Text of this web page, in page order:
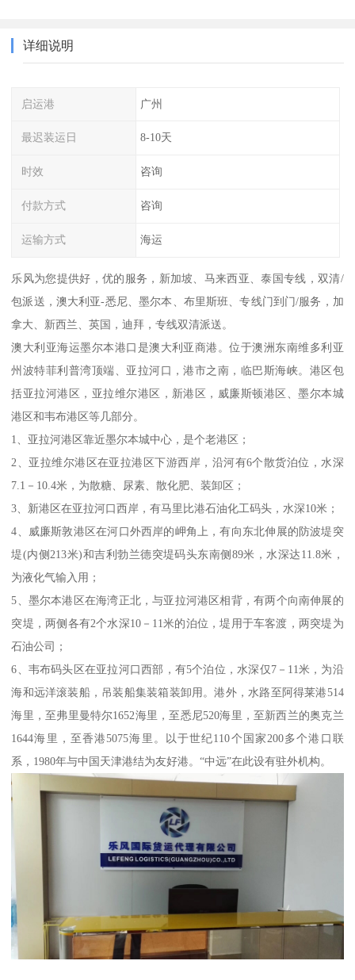
详细说明
启运港 广州
最迟装运日 8-10天
时效 咨询
付款方式 咨询
运输方式 海运
乐风为您提供好，优的服务，新加坡、马来西亚、泰国专线，双清/
包派送，澳大利亚-悉尼、墨尔本、布里斯班、专线门到门/服务，加
拿大、新西兰、英国，迪拜，专线双清派送。
澳大利亚海运墨尔本港口是澳大利亚商港。位于澳洲东南维多利亚
州波特菲利普湾顶端、亚拉河口，港市之南，临巴斯海峡。港区包
括亚拉河港区，亚拉维尔港区，新港区，威廉斯顿港区、墨尔本城
港区和韦布港区等几部分。
1、亚拉河港区靠近墨尔本城中心，是个老港区；
2、亚拉维尔港区在亚拉港区下游西岸，沿河有6个散货泊位，水深
7.1－10.4米，为散糖、尿素、散化肥、装卸区；
3、新港区在亚拉河口西岸，有马里比港石油化工码头，水深10米；
4、威廉斯敦港区在河口外西岸的岬角上，有向东北伸展的防波堤突
堤(内侧213米)和吉利勃兰德突堤码头东南侧89米，水深达11.8米，
为液化气输入用；
5、墨尔本港区在海湾正北，与亚拉河港区相背，有两个向南伸展的
突堤，两侧各有2个水深10－11米的泊位，堤用于车客渡，两突堤为
石油公司；
6、韦布码头区在亚拉河口西部，有5个泊位，水深仅7－11米，为沿
海和远洋滚装船，吊装船集装箱装卸用。港外，水路至阿得莱港514
海里，至弗里曼特尔1652海里，至悉尼520海里，至新西兰的奥克兰
1644海里，至香港5075海里。以于世纪110个国家200多个港口联
系，1980年与中国天津港结为友好港。“中远”在此设有驻外机构。